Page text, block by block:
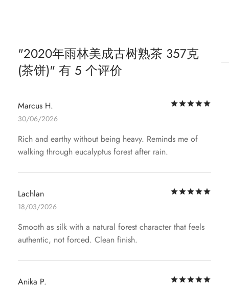
2020年雨林美成古树熟茶 357克
(茶饼) 有 5 个评价
Marcus H.
30/06/2026
Rich and earthy without being heavy. Reminds me of
walking through eucalyptus forest after rain.
Lachlan
18/03/2026
Smooth as silk with a natural forest character that feels
authentic, not forced. Clean finish.
Anika P.